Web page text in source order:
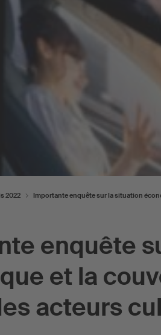
enquête
et la
acteurs
2022 Importante enquête sur la situation